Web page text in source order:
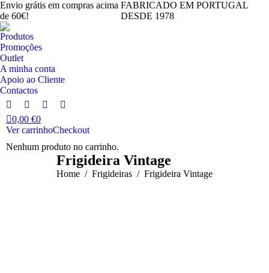
Envio grátis em compras acima
de 60€!
FABRICADO EM PORTUGAL
DESDE 1978
Produtos
Promoções
Outlet
A minha conta
Apoio ao Cliente
Contactos
Facebook
page
in
Instagram
page
in
window
YouTube
in
new
window
Linkedin
in
new
window
0,00 €0
Ver carrinhoCheckout
Nenhum produto no carrinho.
Frigideira Vintage
You are here:
Home Frigideiras Frigideira Vintage